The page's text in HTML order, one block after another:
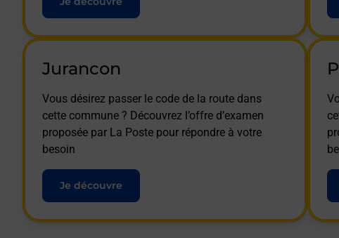
Jurancon
Vous désirez passer le code de la route dans
cette commune ? Découvrez l’offre d’examen
proposée par La Poste pour répondre à votre
besoin
Je découvre